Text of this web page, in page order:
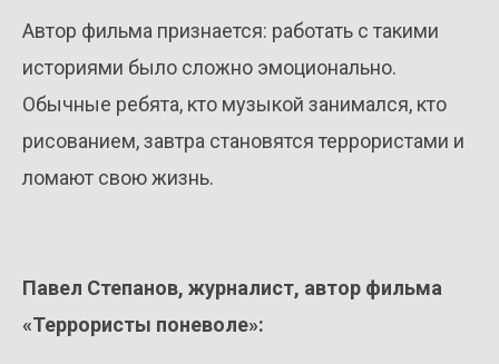
Автор фильма признается: работать с такими
историями было сложно эмоционально.
Обычные ребята, кто музыкой занимался, кто
рисованием, завтра становятся террористами и
ломают свою жизнь.
Павел Степанов, журналист, автор фильма
«Террористы поневоле»: